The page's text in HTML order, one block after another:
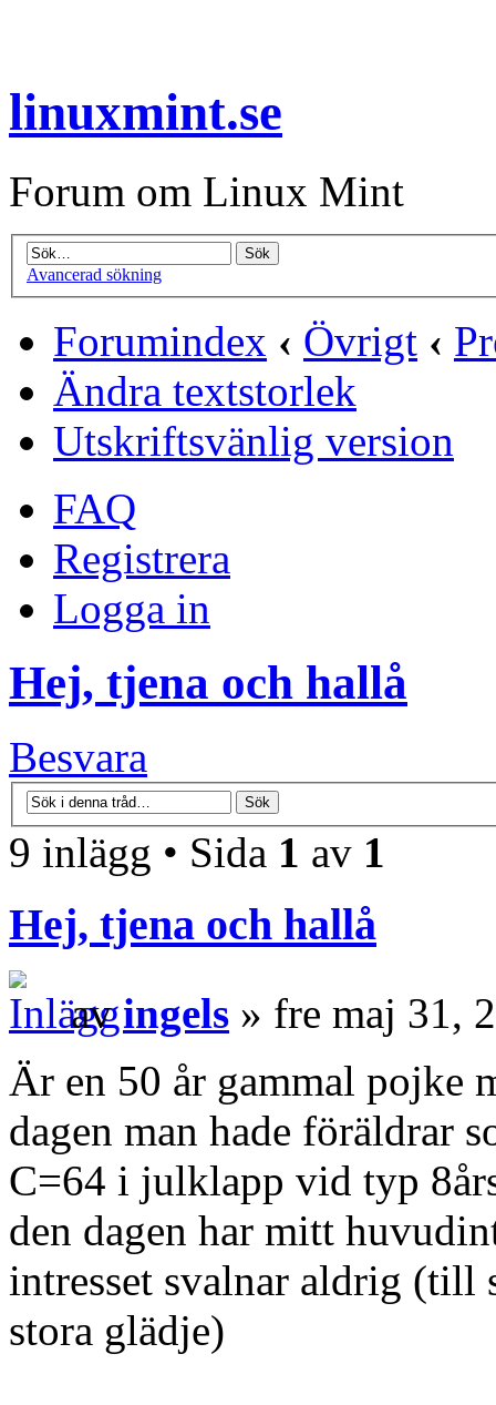
linuxmint.se
Forum om Linux Mint
Avancerad sökning
Forumindex ‹ Övrigt ‹
Ändra textstorlek
Utskriftsvänlig version
FAQ
Registrera
Logga in
Hej, tjena och hallå
Besvara
9 inlägg • Sida 1 av 1
Hej, tjena och hallå
avingels » fre maj 31,
Är en 50 år gammal pojke
dagen man hade föräldrar
C=64 i julklapp vid typ
den dagen har mitt
intresset svalnar aldrig (till
stora glädje)